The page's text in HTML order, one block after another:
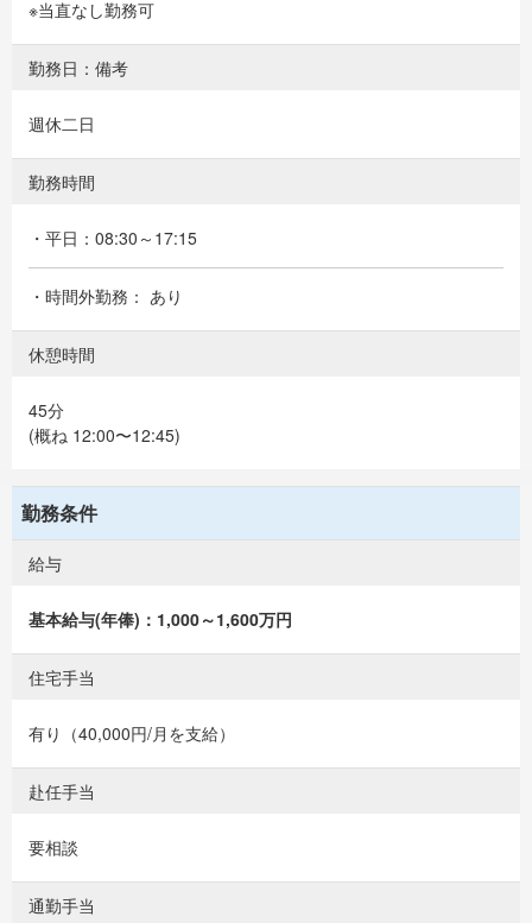
※当直なし勤務可
勤務日：備考
週休二日
勤務時間
・平日：08:30～17:15
・時間外勤務： あり
休憩時間
45分
(概ね 12:00〜12:45)
勤務条件
給与
基本給与(年俸)：1,000～1,600万円
住宅手当
有り（40,000円/月を支給）
赴任手当
要相談
通勤手当